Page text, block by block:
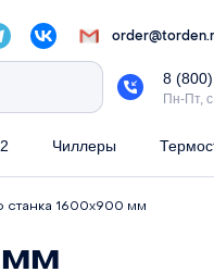
8
Пн-Пт,
Чиллеры
станка 1600х900 мм
мм